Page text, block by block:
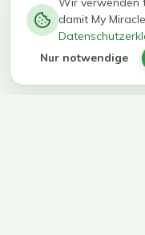
kg in 12
Wochen
erreichen
ihr Ziel
damit My
Nur notwendige